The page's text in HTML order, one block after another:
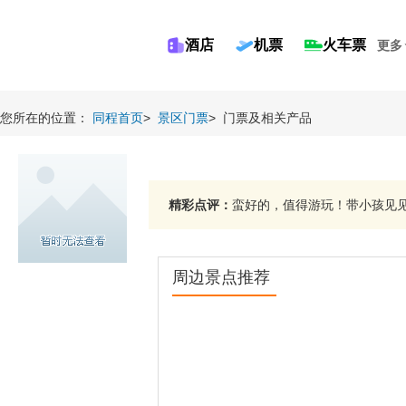
酒店 机票 火车票 更多
您所在的位置： 同程首页> 景区门票> 门票及相关产品
精彩点评： 蛮好的，值得游玩！带小孩见
周边景点推荐